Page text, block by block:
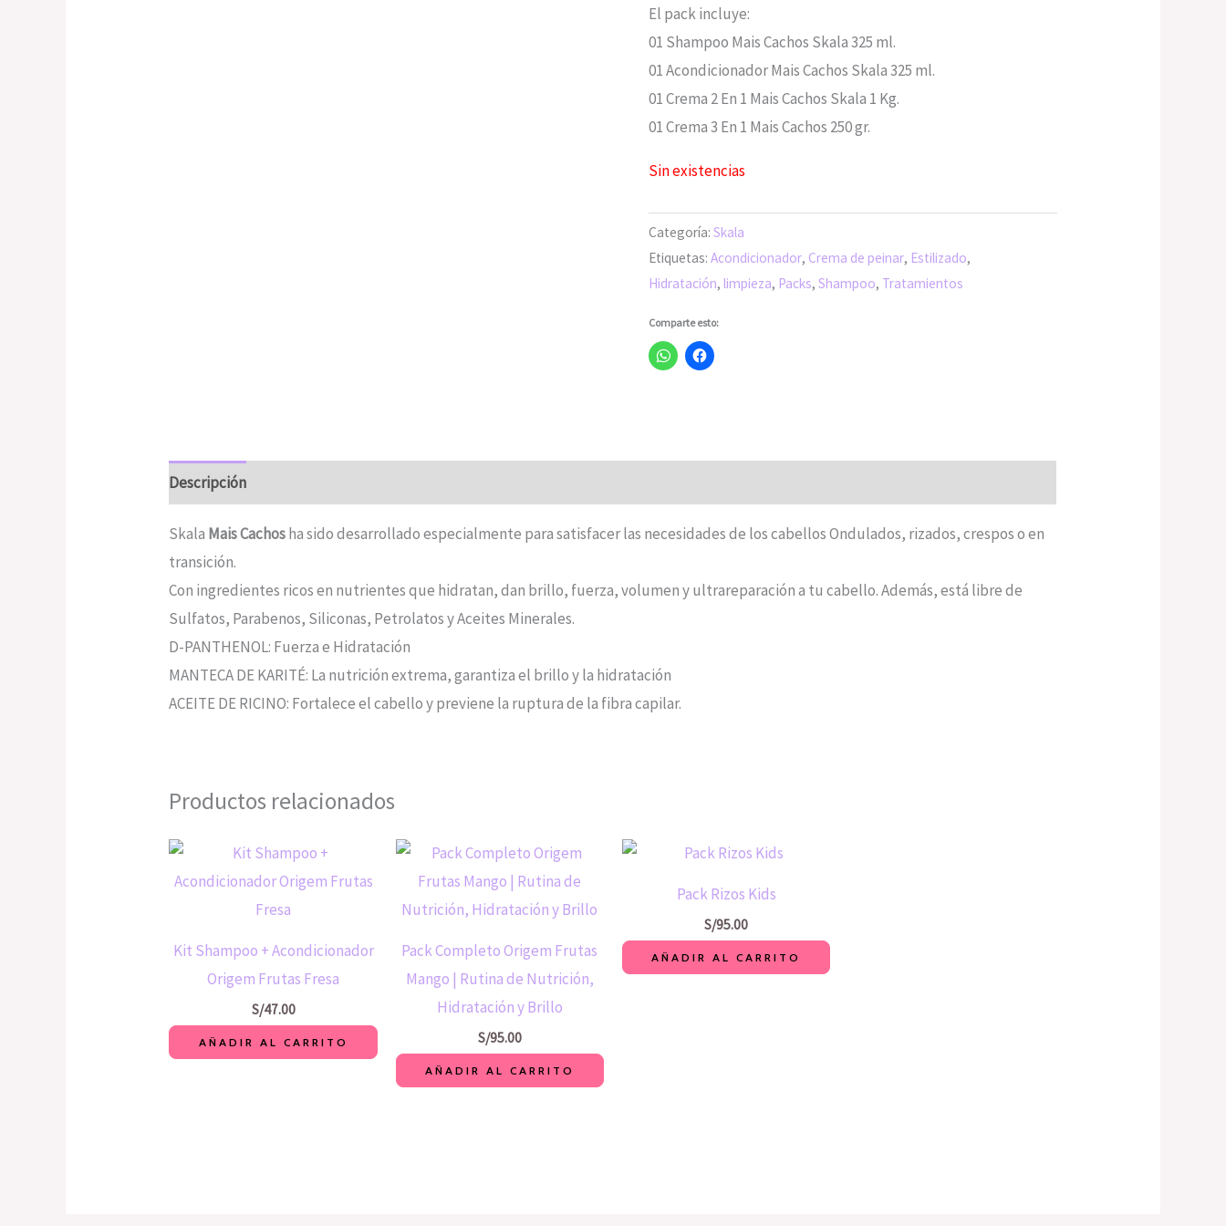
El pack incluye:
01 Shampoo Mais Cachos Skala 325 ml.
01 Acondicionador Mais Cachos Skala 325 ml.
01 Crema 2 En 1 Mais Cachos Skala 1 Kg.
01 Crema 3 En 1 Mais Cachos 250 gr.
Sin existencias
Categoría: Skala
Etiquetas: Acondicionador, Crema de peinar, Estilizado,
Hidratación, limpieza, Packs, Shampoo, Tratamientos
Comparte esto:
Descripción
Skala Mais Cachosha sido desarrollado especialmente para satisfacer las necesidades de los cabellos Ondulados, rizados, crespos o en
transición.
Con ingredientes ricos en nutrientes que hidratan, dan brillo, fuerza, volumen y ultrareparación a tu cabello. Además, está libre de
Sulfatos, Parabenos, Siliconas, Petrolatos y Aceites Minerales.
D-PANTHENOL: Fuerza e Hidratación
MANTECA DE KARITÉ: La nutrición extrema, garantiza el brillo y la hidratación
ACEITE DE RICINO: Fortalece el cabello y previene la ruptura de la fibra capilar.
Productos relacionados
Kit Shampoo + Acondicionador
Origem Frutas Fresa
S/47.00
AÑADIR AL CARRITO
Pack Completo Origem Frutas
Mango | Rutina de Nutrición,
Hidratación y Brillo
S/95.00
AÑADIR AL CARRITO
Pack Rizos Kids
S/95.00
AÑADIR AL CARRITO